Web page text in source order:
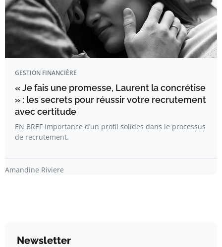
GESTION FINANCIÈRE
« Je fais une promesse, Laurent la concrétise
» : les secrets pour réussir votre recrutement
avec certitude
EN BREF Importance d’un profil solides dans le processus
de recrutement.
Amandine Riviere
Newsletter